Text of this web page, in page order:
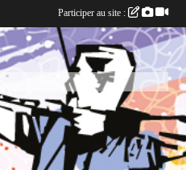
Participer au site :